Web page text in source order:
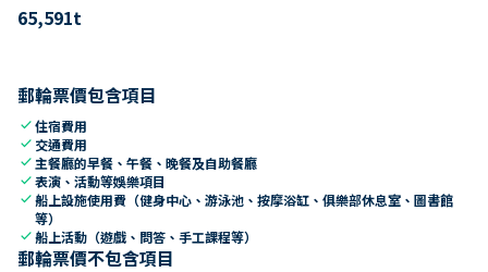
65,591t
郵輪票價包含項目
check住宿費用
check 交通費用
check 主餐廳的早餐、午餐、晚餐及自助餐廳
check表演、活動等娛樂項目
check船上設施使用費（健身中心、游泳池、按摩浴缸、俱樂部休息室、圖書館
等）
check船上活動（遊戲、問答、手工課程等）
郵輪票價不包含項目